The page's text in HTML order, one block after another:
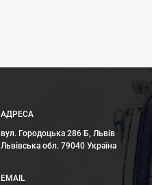
АДРЕСА
вул. Городоцька 286 Б, Львів
Львівська обл. 79040 Україна
EMAIL